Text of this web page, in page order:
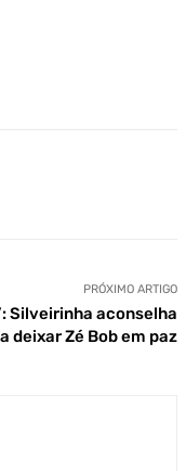
PRÓXIMO ARTIGO
Silveirinha aconselha
deixar Zé Bob em paz